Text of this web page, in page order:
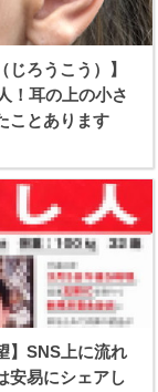
じろうこう）】
！耳の上の小さ
ことあります
】SNS上に流れ
安易にシェアし